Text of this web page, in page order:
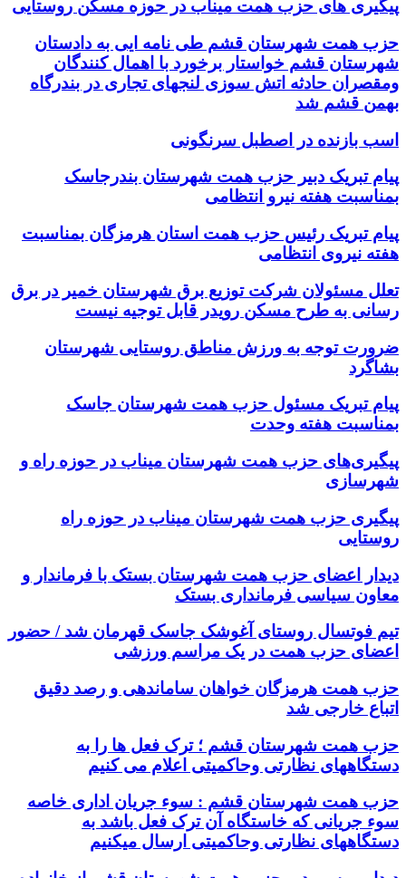
پیگیری های حزب همت میناب در حوزه مسکن روستایی
حزب همت شهرستان قشم طی نامه ایی به دادستان
شهرستان قشم خواستار برخورد با اهمال کنندگان
ومقصران حادثه اتش سوزی لنجهای تجاری در بندرگاه
بهمن قشم شد
اسب بازنده در اصطبل سرنگونی
پیام تبریک دبیر حزب همت شهرستان بندرجاسک
بمناسبت هفته نیرو انتظامی
پیام تبریک رئیس حزب همت استان هرمزگان بمناسبت
هفته نیروی انتظامی
تعلل مسئولان شرکت توزیع برق شهرستان خمیر در برق
رسانی به طرح مسکن رویدر قابل توجیه نیست
ضرورت توجه به ورزش مناطق روستایی شهرستان
بشاگرد
پیام تبریک مسئول حزب همت شهرستان جاسک
بمناسبت هفته وحدت
پیگیری‌های حزب همت شهرستان میناب در حوزه راه و
شهرسازی
پیگیری حزب همت شهرستان میناب در حوزه راه
روستایی
دیدار اعضای حزب همت شهرستان بستک با فرماندار و
معاون سیاسی فرمانداری بستک
تیم فوتسال روستای آغوشک جاسک قهرمان شد / حضور
اعضای حزب همت در یک مراسم ورزشی
حزب همت هرمزگان خواهان ساماندهی و رصد دقیق
اتباع خارجی شد
حزب همت شهرستان قشم ؛ ترک فعل ها را به
دستگاههای نظارتی وحاکمیتی اعلام می کنیم
حزب همت شهرستان قشم : سوء جریان اداری خاصه
سوء جریانی که خاستگاه آن ترک فعل باشد به
دستگاههای نظارتی وحاکمیتی ارسال میکنیم